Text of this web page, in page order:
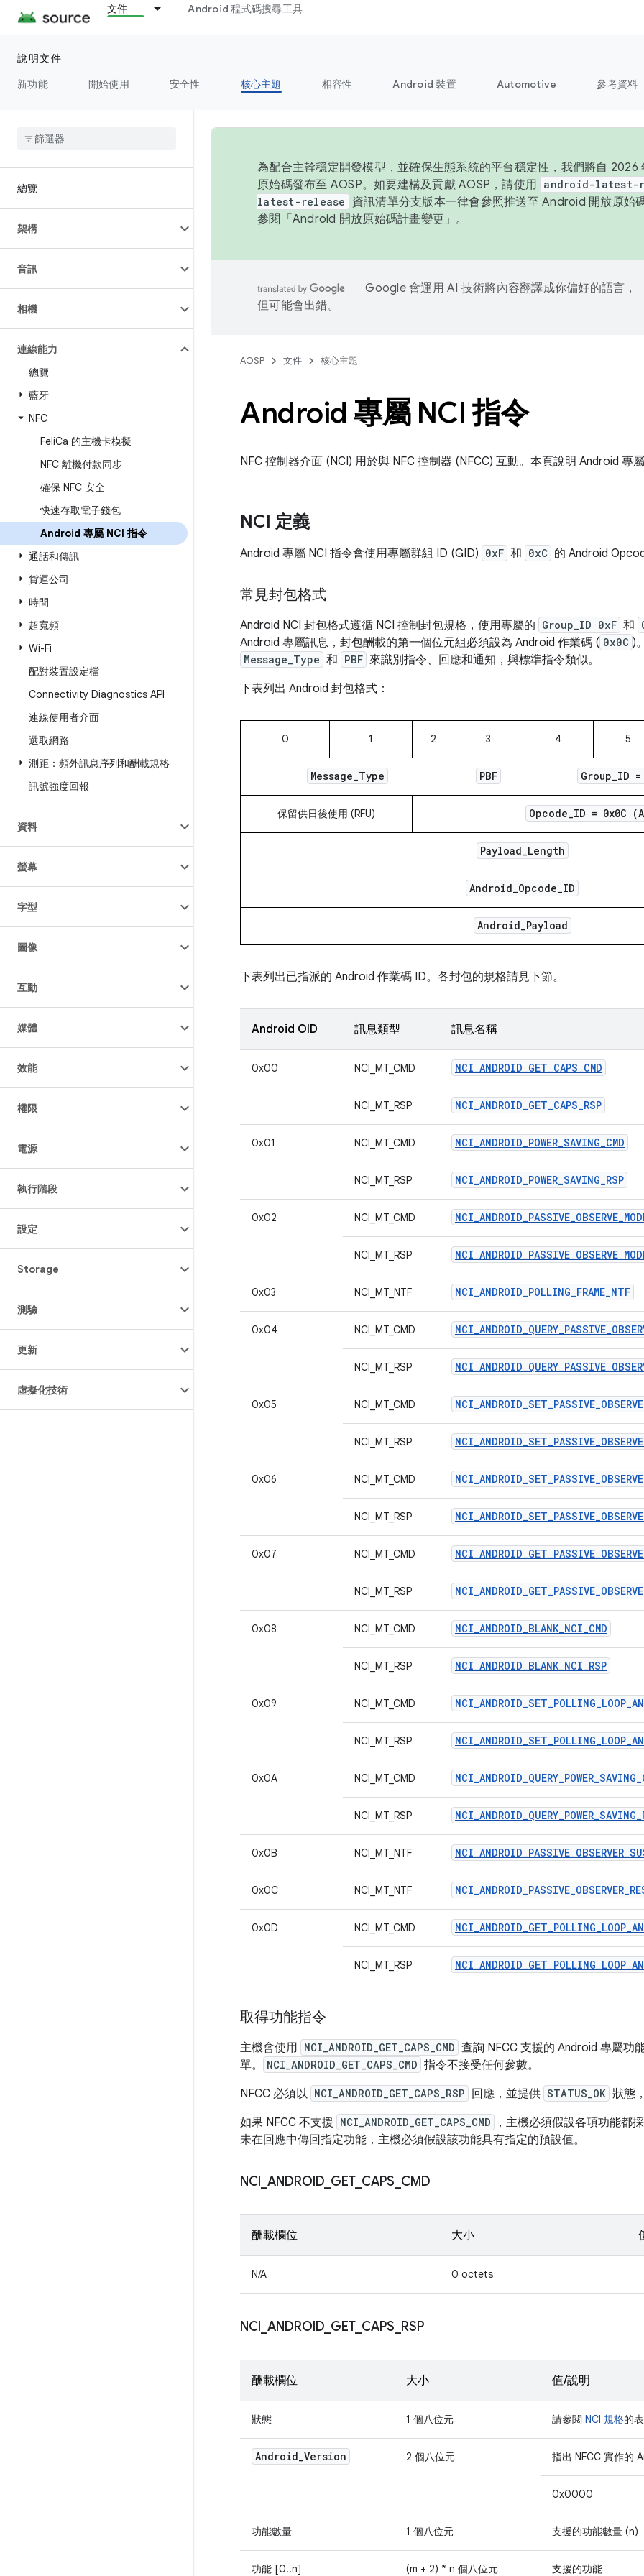
文件 Android 程式碼搜尋工具
說明文件
新功能
開始使用 安全性 核心主題 相容性 Android 裝置 Automotive 參考資料
總覽
架構
音訊
相機
連線能力
總覽
藍牙
NFC
FeliCa 的主機卡模擬
NFC 離機付款同步
確保 NFC 安全
快速存取電子錢包
Android 專屬 NCI 指令
通話和傳訊
貨運公司
時間
超寬頻
Wi-Fi
配對裝置設定檔
Connectivity Diagnostics API
連線使用者介面
選取網路
測距：頻外訊息序列和酬載規格
訊號強度回報
資料
螢幕
字型
圖像
互動
媒體
效能
權限
電源
執行階段
設定
Storage
測驗
更新
虛擬化技術
為配合主幹穩定開發模型，並確保生態系統的平台穩定性，我們將自 2026
原始碼發布至 AOSP。如要建構及貢獻 AOSP，請使用 android-latest-
latest-release
資訊清單分支版本一律會參照推送至 Android 開放原始
參閱「 Android 開放原始碼計畫變更 」。
Google 會運用 AI 技術將內容翻譯成你偏好的語言，
但可能會出錯。
AOSP 文件 核心主題
Android 專屬 NCI 指令
NFC 控制器介面 (NCI) 用於與 NFC 控制器 (NFCC) 互動。本頁說明 Android 專屬
NCI 定義
Android 專屬 NCI 指令會使用專屬群組 ID (GID) 0xF 和 0xC 的 Android
常見封包格式
Android NCI 封包格式遵循 NCI 控制封包規格，使用專屬的 Group_ID 0xF 和
Android 專屬訊息，封包酬載的第一個位元組必須設為 Android 作業碼 ( 0x0C )
Message_Type 和 PBF 來識別指令、回應和通知，與標準指令類似。
下表列出 Android 封包格式：
0 1 2 3 4 5
Message_Type PBF Group_ID =
保留供日後使用 (RFU) Opcode_ID = 0x0C
Payload_Length
Android_Opcode_ID
Android_Payload
下表列出已指派的 Android 作業碼 ID。各封包的規格請見下節。
Android OID 訊息類型 訊息名稱
0x00 NCI_MT_CMD NCI_ANDROID_GET_CAPS_CMD
NCI_MT_RSP NCI_ANDROID_GET_CAPS_RSP
0x01 NCI_MT_CMD NCI_ANDROID_POWER_SAVING_CMD
NCI_MT_RSP NCI_ANDROID_POWER_SAVING_RSP
0x02 NCI_MT_CMD
NCI_MT_RSP
0x03 NCI_MT_NTF NCI_ANDROID_POLLING_FRAME_NTF
0x04 NCI_MT_CMD
NCI_MT_RSP
0x05 NCI_MT_CMD
NCI_MT_RSP
0x06 NCI_MT_CMD
NCI_MT_RSP
0x07 NCI_MT_CMD
NCI_MT_RSP
0x08 NCI_MT_CMD NCI_ANDROID_BLANK_NCI_CMD
NCI_MT_RSP NCI_ANDROID_BLANK_NCI_RSP
0x09 NCI_MT_CMD
NCI_MT_RSP
0x0A NCI_MT_CMD
NCI_MT_RSP
0x0B NCI_MT_NTF
0x0C NCI_MT_NTF
0x0D NCI_MT_CMD
NCI_MT_RSP
取得功能指令
主機會使用 NCI_ANDROID_GET_CAPS_CMD 查詢 NFCC 支援的 Android 專屬功
單。
NCI_ANDROID_GET_CAPS_CMD 指令不接受任何參數。
NFCC 必須以 NCI_ANDROID_GET_CAPS_RSP 回應，並提供 STATUS_OK 狀態
如果 NFCC 不支援 NCI_ANDROID_GET_CAPS_CMD
，主機必須假設各項功能都
未在回應中傳回指定功能，主機必須假設該功能具有指定的預設值。
NCI ANDROID GET_ CAPS CMD
酬載欄位 大小
N/A 0 octets
NCI ANDROID GET_ CAPS RSP
酬載欄位 大小 值/說明
狀態 1 個八位元 請參閱 NCI 規格的
Android_Version 2 個八位元 指出 NFCC 實作的
0x0000
功能數量 1 個八位元 支援的功能數量 (n)
功能 [0..n] (m + 2) * n 個八位元 支援的功能